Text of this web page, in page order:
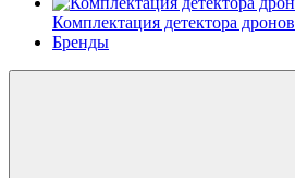
Комплектация детектора дронов
Бренды